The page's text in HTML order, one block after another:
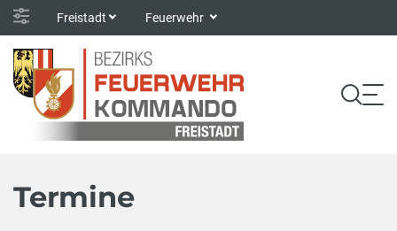
Freistadt Feuerwehr
Termine